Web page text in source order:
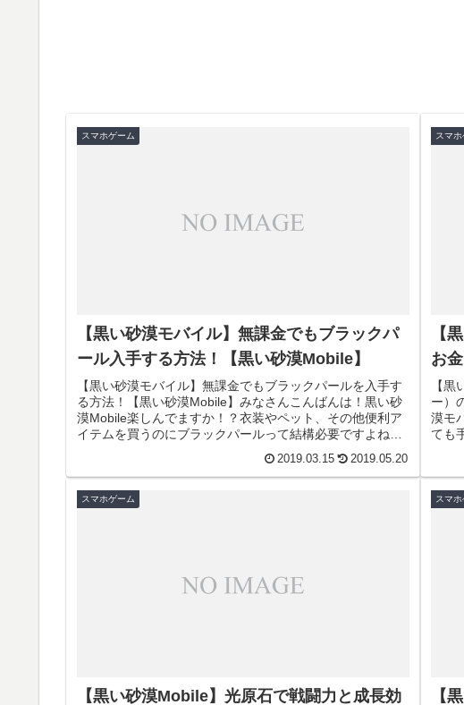
スマホゲーム
【黒い砂漠モバイル】無課金でもブラックパ
ール入手する方法！【黒い砂漠Mobile】
【黒い砂漠モバイル】無課金でもブラックパールを入手す
る方法！【黒い砂漠Mobile】みなさんこんばんは！黒い砂
漠Mobile楽しんでますか！？衣装やペット、その他便利ア
イテムを買うのにブラックパールって結構必要ですよね。
2019.03.15 2019.05.20
スマホ
【
お
【
ー）
漠モ
ても
スマホゲーム
【黒い砂漠Mobile】光原石で戦闘力と成長効
スマホ
【